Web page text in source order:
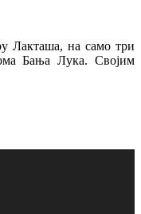
Лакташа, на само три
Бања Лука. Својим